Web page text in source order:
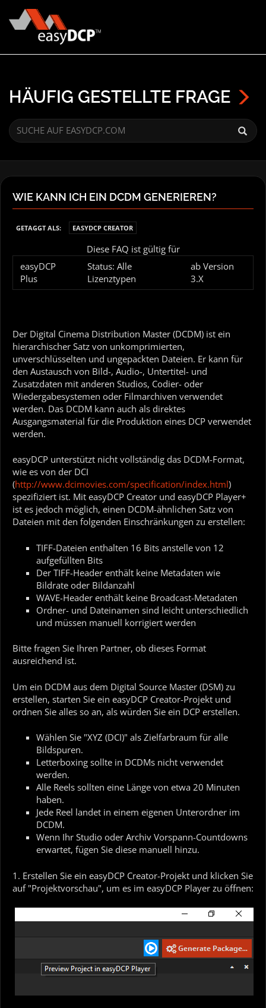
HÄUFIG GESTELLTE FRAGE
WIE KANN ICH EIN DCDM GENERIEREN?
GETAGGT ALS: EASYDCP CREATOR
Diese FAQ ist gültig für
easyDCP
Plus
Status: Alle
Lizenztypen
ab Version
3.X
Der Digital Cinema Distribution Master (DCDM) ist ein
hierarchischer Satz von unkomprimierten,
unverschlüsselten und ungepackten Dateien. Er kann für
den Austausch von Bild-, Audio-, Untertitel- und
Zusatzdaten mit anderen Studios, Codier- oder
Wiedergabesystemen oder Filmarchiven verwendet
werden. Das DCDM kann auch als direktes
Ausgangsmaterial für die Produktion eines DCP verwendet
werden.
easyDCP unterstützt nicht vollständig das DCDM-Format,
wie es von der DCI
(http://www.dcimovies.com/specification/index.html)
spezifiziert ist. Mit easyDCP Creator und easyDCP Player+
ist es jedoch möglich, einen DCDM-ähnlichen Satz von
Dateien mit den folgenden Einschränkungen zu erstellen:
TIFF-Dateien enthalten 16 Bits anstelle von 12
aufgefüllten Bits
Der TIFF-Header enthält keine Metadaten wie
Bildrate oder Bildanzahl
WAVE-Header enthält keine Broadcast-Metadaten
Ordner- und Dateinamen sind leicht unterschiedlich
und müssen manuell korrigiert werden
Bitte fragen Sie Ihren Partner, ob dieses Format
ausreichend ist.
Um ein DCDM aus dem Digital Source Master (DSM) zu
erstellen, starten Sie ein easyDCP Creator-Projekt und
ordnen Sie alles so an, als würden Sie ein DCP erstellen.
Wählen Sie "XYZ (DCI)" als Zielfarbraum für alle
Bildspuren.
Letterboxing sollte in DCDMs nicht verwendet
werden.
Alle Reels sollten eine Länge von etwa 20 Minuten
haben.
Jede Reel landet in einem eigenen Unterordner im
DCDM.
Wenn Ihr Studio oder Archiv Vorspann-Countdowns
erwartet, fügen Sie diese manuell hinzu.
1. Erstellen Sie ein easyDCP Creator-Projekt und klicken Sie
auf "Projektvorschau", um es im easyDCP Player zu öffnen: